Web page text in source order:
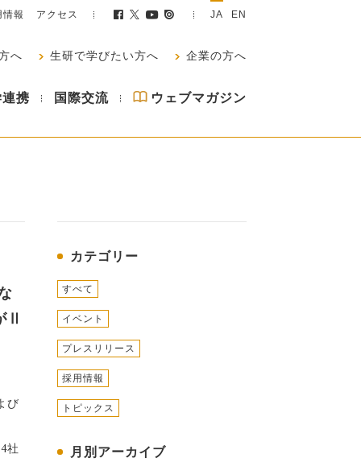
情報 アクセス JA EN
へ 生研で学びたい方へ 企業の方へ
携 国際交流 ウェブマガジン
Ⅱ
び
社
カテゴリー
すべて
イベント
プレスリリース
採用情報
トピックス
月別アーカイブ